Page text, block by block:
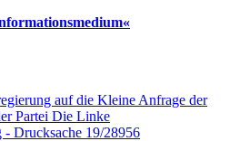
auf die Kleine Anfrage der
Partei Die Linke
- Drucksache 19/28956